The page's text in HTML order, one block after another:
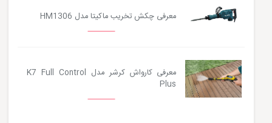
معرفی چکش تخریب ماکیتا مدل HM1306
معرفی کارواش کرشر مدل K7 Full Control
Plus